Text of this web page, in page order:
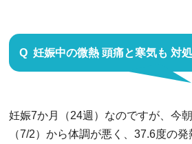
妊娠中の微熱 頭痛と寒気も 対
妊娠7か月（24週）なのですが、今朝
（7/2）から体調が悪く、37.6度の発